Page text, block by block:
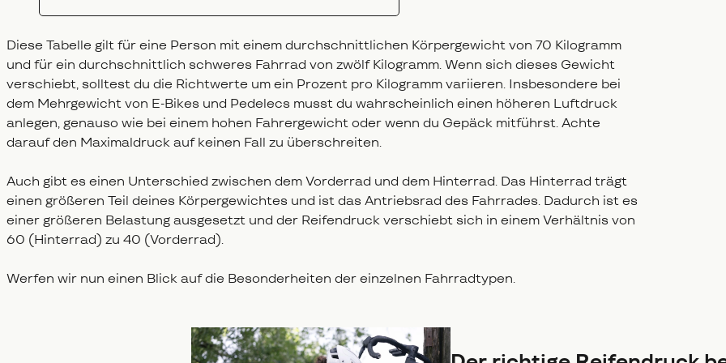
Diese Tabelle gilt für eine Person mit einem durchschnittlichen Körpergewicht von 70 Kilogramm
und für ein durchschnittlich schweres Fahrrad von zwölf Kilogramm. Wenn sich dieses Gewicht
verschiebt, solltest du die Richtwerte um ein Prozent pro Kilogramm variieren. Insbesondere bei
dem Mehrgewicht von E-Bikes und Pedelecs musst du wahrscheinlich einen höheren Luftdruck
anlegen, genauso wie bei einem hohen Fahrergewicht oder wenn du Gepäck mitführst. Achte
darauf den Maximaldruck auf keinen Fall zu überschreiten.
Auch gibt es einen Unterschied zwischen dem Vorderrad und dem Hinterrad. Das Hinterrad trägt
einen größeren Teil deines Körpergewichtes und ist das Antriebsrad des Fahrrades. Dadurch ist es
einer größeren Belastung ausgesetzt und der Reifendruck verschiebt sich in einem Verhältnis von
60 (Hinterrad) zu 40 (Vorderrad).
Werfen wir nun einen Blick auf die Besonderheiten der einzelnen Fahrradtypen.